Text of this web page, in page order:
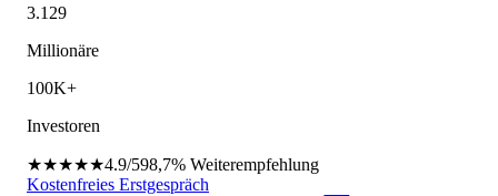
3.129
Millionäre
100K+
Investoren
★★★★★4.9/598,7% Weiterempfehlung
Kostenfreies Erstgespräch